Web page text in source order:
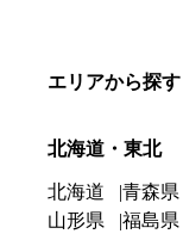
エリアから探す
北海道・東北
北海道 青森県
山形県
福島県